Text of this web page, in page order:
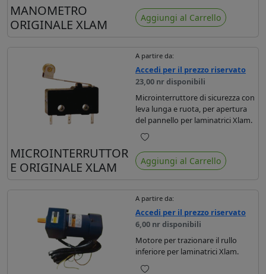
MANOMETRO
ORIGINALE XLAM
Preferiti
Aggiungi al Carrello
MICROINTERRUTTOR
E ORIGINALE XLAM
A partire da:
Accedi per il prezzo riservato
23,00 nr disponibili
Microinterruttore di sicurezza con
leva lunga e ruota, per apertura
del pannello per laminatrici Xlam.
Preferiti
Aggiungi al Carrello
A partire da:
Accedi per il prezzo riservato
6,00 nr disponibili
Motore per trazionare il rullo
inferiore per laminatrici Xlam.